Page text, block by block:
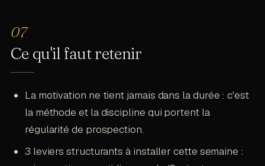
Un conseiller immobilier qui prospecte 3 heures
trou de revenus dans 6 mois. La régularité ne
immobiliers qui signent 5 à 7 mandats par mois
prospectent tous les jours, même quand ils ont
6 dossiers ouverts. C'est ce qui maintient le flux.
Ce qu'il faut retenir
La motivation ne tient jamais dans la durée : c'est
la méthode et la discipline qui portent la
régularité de prospection.
3 leviers structurants à installer cette semaine :